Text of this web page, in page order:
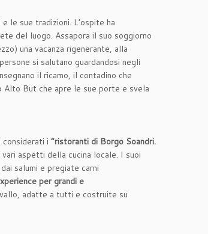
le sue tradizioni. L’ospite ha
del luogo. Assapora il suo soggiorno
una vacanza rigenerante, alla
si salutano guardandosi negli
il ricamo, il contadino che
Alto But che apre le sue porte e svela
i “ristoranti di Borgo Soandri.
aspetti della cucina locale. I suoi
salumi e pregiate carni
per grandi e
adatte a tutti e costruite su